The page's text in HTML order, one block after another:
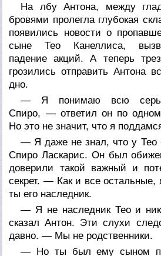
На лбу Антона, между
бровями пролегла глубокая
появились новости о
сыне Тео Канеллиса,
падение акций. А теперь
грозились отправить Антона
дно.
— Я понимаю всю
Спиро, — ответил он по
Но это не значит, что я
— Я даже не знал, что у Тео
Спиро Ласкарис. Он был
доверили такой важный и
секрет. — Как и все остальные,
ты его наследник.
— Я не наследник Тео и
сказал Антон. Эти слухи
давно. — Мы не родственники.
— Но ты был ему сыном